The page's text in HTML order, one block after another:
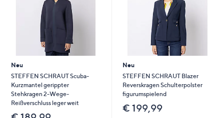
Neu
STEFFEN SCHRAUT Scuba-
Kurzmantel gerippter
Stehkragen 2-Wege-
Reißverschluss leger weit
Neu
STEFFEN SCHRAUT Blazer
Reverskragen Schulterpolster
figurumspielend
€ 199,99